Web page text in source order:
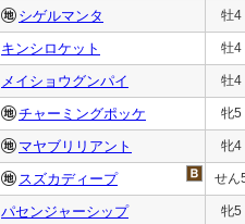
シゲルマンタ 牡4
キンシロケット 牡4
メイショウグンパイ 牡4
チャーミングポッケ 牝5
マヤブリリアント 牝4
スズカディープ せん
パセンジャーシップ 牝5